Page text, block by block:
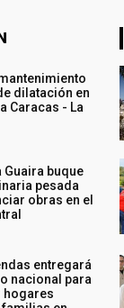
dilatación en
Caracas - La
Guaira buque
pesada
obras en el
entregará
nacional para
hogares